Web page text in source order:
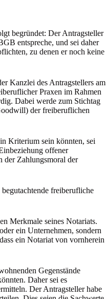
begründet: Der Antragsteller
entspreche, und sei daher
zu denen er noch keine
Kanzlei des Antragstellers am
Praxen im Rahmen
Dabei werde zum Stichtag
der freiberuflichen
Kriterium sein könnten, sei
offener
der Zahlungsmoral der
freiberufliche
Merkmale seines Notariats.
ein Unternehmen, sondern
ein Notariat von vornherein
Gegenstände
Daher sei es
Der Antragsteller habe